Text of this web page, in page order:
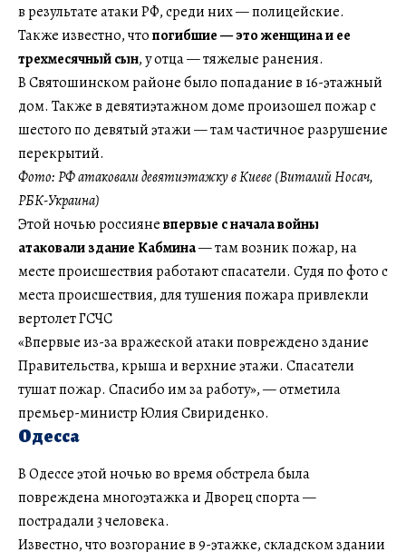
в результате атаки РФ, среди них — полицейские.
Также известно, чтопогибшие — это женщина и ее
трехмесячный сын, у отца — тяжелые ранения.
В Святошинском районе было попадание в 16-этажный
дом. Также в девятиэтажном доме произошел пожар с
шестого по девятый этажи — там частичное разрушение
перекрытий.
Фото: РФ атаковали девятиэтажку в Киеве (Виталий Носач,
РБК-Украина)
Этой ночью россияневпервые с начала войны
атаковали здание Кабмина— там возник пожар, на
месте происшествия работают спасатели. Судя по фото с
места происшествия, для тушения пожара привлекли
вертолет ГСЧС
«Впервые из-за вражеской атаки повреждено здание
Правительства, крыша и верхние этажи. Спасатели
тушат пожар. Спасибо им за работу», — отметила
премьер-министр Юлия Свириденко.
Одесса
В Одессе этой ночью во время обстрела была
повреждена многоэтажка и Дворец спорта —
пострадали 3 человека.
Известно, что возгорание в 9-этажке, складском здании